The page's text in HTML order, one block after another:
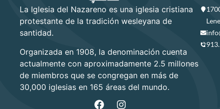
La Iglesia del Nazareno es una iglesia cristiana
protestante de la tradición wesleyana de
santidad.
Organizada en 1908, la denominación cuenta
actualmente con aproximadamente 2.5 millones
de miembros que se congregan en más de
30,000 iglesias en 165 áreas del mundo.